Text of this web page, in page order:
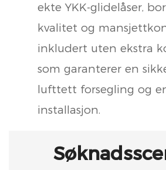
ekte YKK-glidelåser,
kvalitet og
inkludert uten ekstra
som garanterer en
lufttett forsegling og
installasjon.